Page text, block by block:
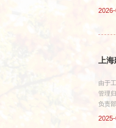
常沟
上
由于
管理
负责